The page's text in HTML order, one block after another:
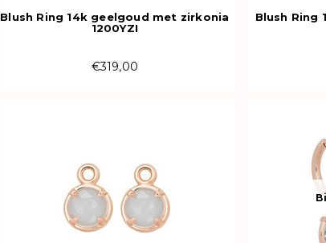
Blush Ring 14k geelgoud met zirkonia
1200YZI
€319,00
Blush Ring